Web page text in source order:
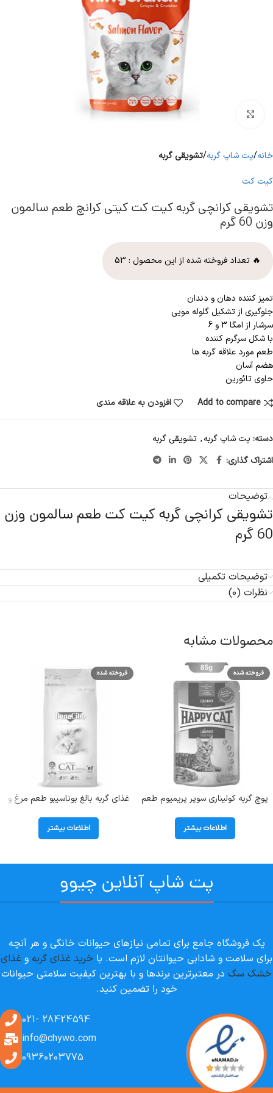
برای بزرگنمایی کلیک کنید
خانه پت شاپ گربه تشویقی گربه
کیت کت
تشویقی کرانچی گربه کیت کت کیتی کرانچ طعم سالمون
وزن 60 گرم
🔥 تعداد فروخته شده از این محصول : 53
تمیز کننده دهان و دندان
جلوگیری از تشکیل گلوله مویی
سرشار از امگا 3 و 6
با شکل سرگرم کننده
طعم مورد علاقه گربه ها
هضم آسان
حاوی تائورین
Add to compare
افزودن به علاقه مندی
دسته: پت شاپ گربه, تشویقی گربه
اشتراک گذاری:
توضیحات
تشویقی کرانچی گربه کیت کت طعم سالمون وزن
60 گرم
توضیحات تکمیلی
نظرات (0)
محصولات مشابه
فروخته شده
پوچ گربه کولیناری سوپر پریمیوم طعم
85 گرم
اطلاعات بیشتر
فروخته شده
غذای گربه بالغ بوناسیبو طعم مرغ و
اطلاعات بیشتر
پت شاپ آنلاین چیوو
یک فروشگاه جامع برای تمامی نیازهای حیوانات خانگی و هر آنچه
برای سلامت و شادابی حیوانتان لازم است. با خرید غذای گربه و غذای
خشک سگ در معتبرترین برندها و با بهترین کیفیت سلامتی حیوانات
خود را تضمین کنید.
28424594 -021
info@chywo.com
09360203775